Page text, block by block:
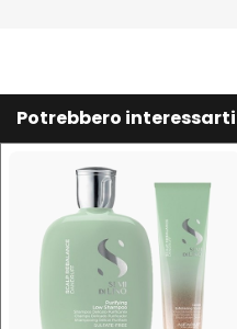
Protoplasmina
Puring
S
Potrebbero